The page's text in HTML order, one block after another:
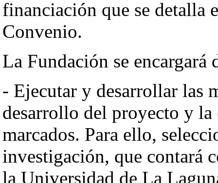
financiación que se detalla
Convenio.
La Fundación se encargará
- Ejecutar y desarrollar las
desarrollo del proyecto y
marcados. Para ello,
investigación, que contará
la Universidad de La